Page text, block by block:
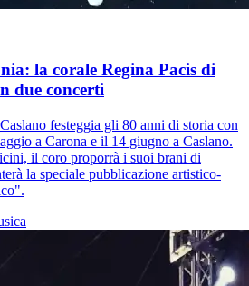
la corale Regina Pacis di
due concerti
festeggia gli 80 anni di storia con
a Carona e il 14 giugno a Caslano.
il coro proporrà i suoi brani di
la speciale pubblicazione artistico-